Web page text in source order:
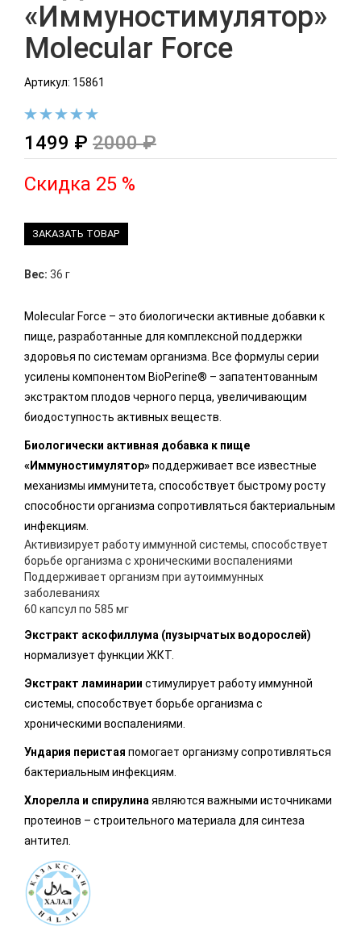
«Иммуностимулятор»
Molecular Force
Артикул: 15861
1499 ₽ 2000 ₽
Скидка 25 %
ЗАКАЗАТЬ ТОВАР
Вес: 36 г
Molecular Force – это биологически активные добавки к
пище, разработанные для комплексной поддержки
здоровья по системам организма. Все формулы серии
усилены компонентом BioPerine® – запатентованным
экстрактом плодов черного перца, увеличивающим
биодоступность активных веществ.
Биологически активная добавка к пище
«Иммуностимулятор»поддерживает все известные
механизмы иммунитета, способствует быстрому росту
способности организма сопротивляться бактериальным
инфекциям.
Активизирует работу иммунной системы, способствует
борьбе организма с хроническими воспалениями
Поддерживает организм при аутоиммунных
заболеваниях
60 капсул по 585 мг
Экстракт аскофиллума (пузырчатых водорослей)
нормализует функции ЖКТ.
Экстракт ламинарии стимулирует работу иммунной
системы, способствует борьбе организма с
хроническими воспалениями.
Ундария перистая помогает организму сопротивляться
бактериальным инфекциям.
Хлорелла и спирулинаявляются важными источниками
протеинов – строительного материала для синтеза
антител.